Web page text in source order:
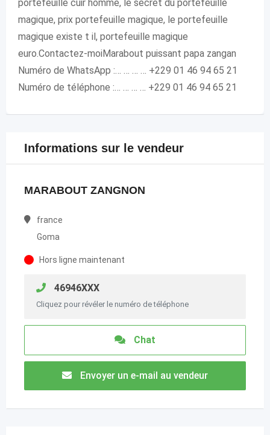
portefeuille cuir homme, le secret du portefeuille
magique, prix portefeuille magique, le portefeuille
magique existe t il, portefeuille magique
euro.Contactez-moiMarabout puissant papa zangan
Numéro de WhatsApp :… … … … +229 01 46 94 65 21
Numéro de téléphone :… … … … +229 01 46 94 65 21
Informations sur le vendeur
MARABOUT ZANGNON
france
Goma
Hors ligne maintenant
46946XXX
Cliquez pour révéler le numéro de téléphone
Chat
Envoyer un e-mail au vendeur